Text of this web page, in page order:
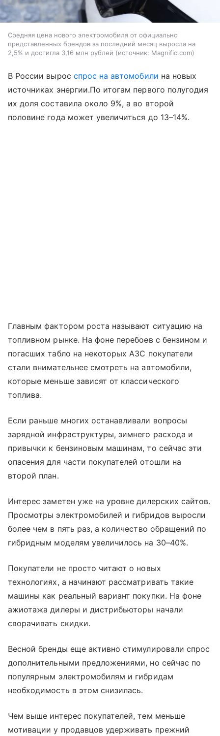
Средняя цена нового электромобиля от официально
представленных брендов за последний месяц выросла на
2,5% и достигла 3,16 млн рублей
источник: Magnific.com
В России вырос спрос на автомобили на новых
источниках энергии.По итогам первого полугодия
их доля составила около 9%, а во второй
половине года может увеличиться до 13–14%.
Главным фактором роста называют ситуацию на
топливном рынке. На фоне перебоев с бензином и
погасших табло на некоторых АЗС покупатели
стали внимательнее смотреть на автомобили,
которые меньше зависят от классического
топлива.
Если раньше многих останавливали вопросы
зарядной инфраструктуры, зимнего расхода и
привычки к бензиновым машинам, то сейчас эти
опасения для части покупателей отошли на
второй план.
Интерес заметен уже на уровне дилерских сайтов.
Просмотры электромобилей и гибридов выросли
более чем в пять раз, а количество обращений по
гибридным моделям увеличилось на 30–40%.
Покупатели не просто читают о новых
технологиях, а начинают рассматривать такие
машины как реальный вариант покупки. На фоне
ажиотажа дилеры и дистрибьюторы начали
сворачивать скидки.
Весной бренды еще активно стимулировали спрос
дополнительными предложениями, но сейчас по
популярным электромобилям и гибридам
необходимость в этом снизилась.
Чем выше интерес покупателей, тем меньше
мотивации у продавцов удерживать прежний